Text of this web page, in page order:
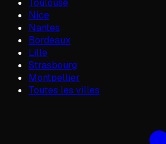
Toulouse
Nice
Nantes
Bordeaux
Lille
Strasbourg
Montpellier
Toutes les villes